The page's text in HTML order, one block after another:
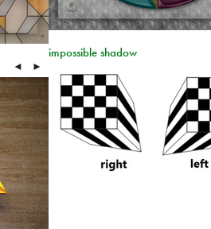
impossible shadow
◄ ►